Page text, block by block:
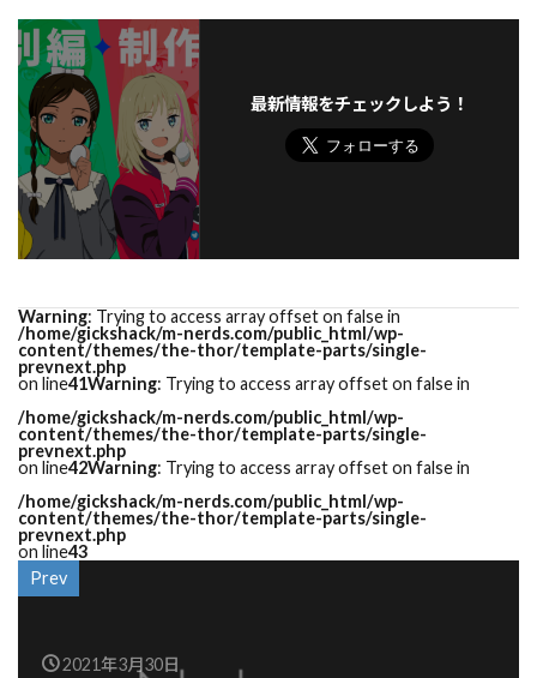
最新情報をチェックしよう！
Warning: Trying to access array offset on false in
/home/gickshack/m-nerds.com/public_html/wp-
content/themes/the-thor/template-parts/single-
prevnext.php
on line41Warning: Trying to access array offset on false in
/home/gickshack/m-nerds.com/public_html/wp-
content/themes/the-thor/template-parts/single-
prevnext.php
on line42Warning: Trying to access array offset on false in
/home/gickshack/m-nerds.com/public_html/wp-
content/themes/the-thor/template-parts/single-
prevnext.php
on line43
Prev
2021年3月30日